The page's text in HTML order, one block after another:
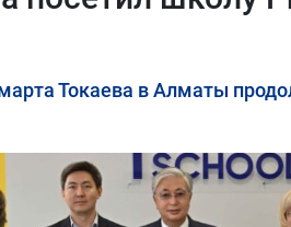
Токаева в Алматы